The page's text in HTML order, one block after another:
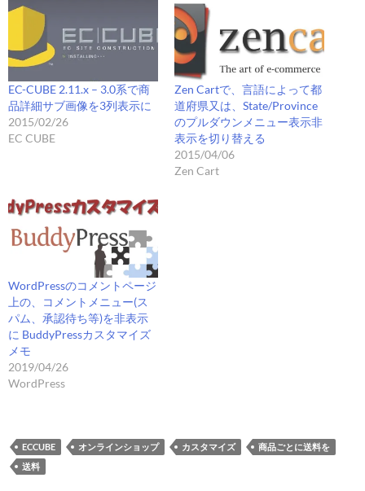
EC-CUBE 2.11.x – 3.0系で商
品詳細サブ画像を3列表示に
2015/02/26
EC CUBE
Zen Cartで、言語によって都
道府県又は、State/Province
のプルダウンメニュー表示非
表示を切り替える
2015/04/06
Zen Cart
WordPressのコメントページ
上の、コメントメニュー(ス
パム、承認待ち等)を非表示
に BuddyPressカスタマイズ
メモ
2019/04/26
WordPress
ECCUBE オンラインショップ カスタマイズ
商品ごとに送料を
送料